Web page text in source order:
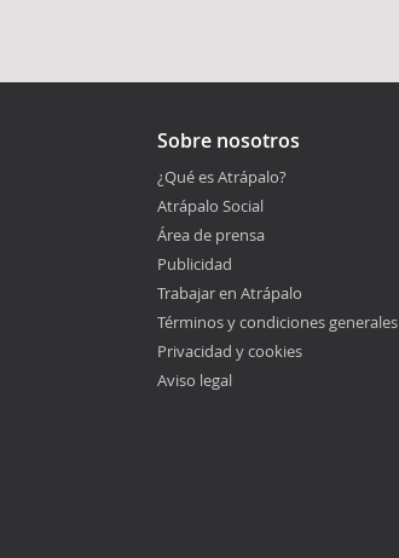
Sobre nosotros
¿Qué es Atrápalo?
Atrápalo Social
Área de prensa
Publicidad
Trabajar en Atrápalo
Términos y condiciones generales
Privacidad y cookies
Aviso legal